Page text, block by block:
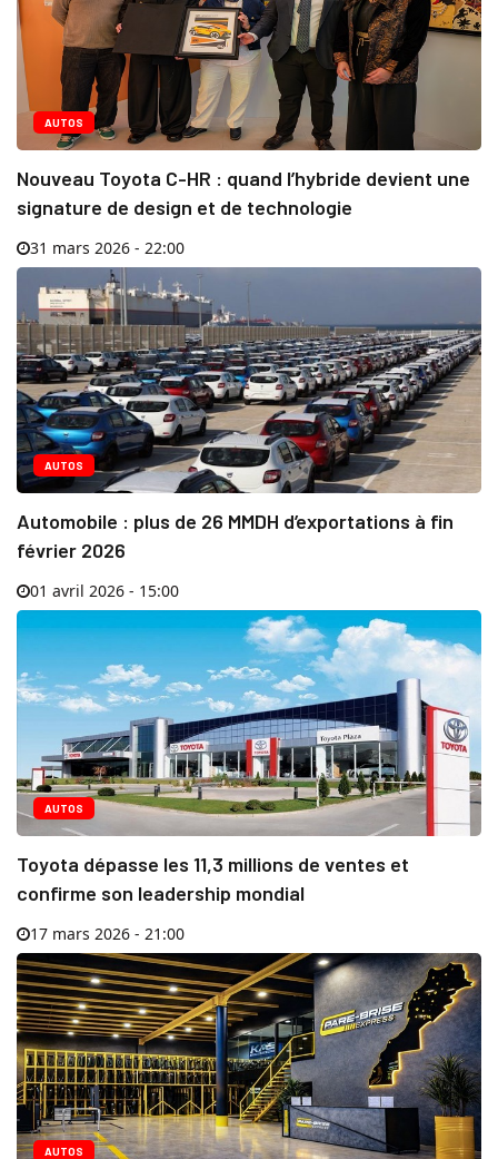
AUTOS
Nouveau Toyota C-HR : quand l’hybride devient une
signature de design et de technologie
31 mars 2026 - 22:00
AUTOS
Automobile : plus de 26 MMDH d’exportations à fin
février 2026
01 avril 2026 - 15:00
AUTOS
Toyota dépasse les 11,3 millions de ventes et
confirme son leadership mondial
17 mars 2026 - 21:00
AUTOS